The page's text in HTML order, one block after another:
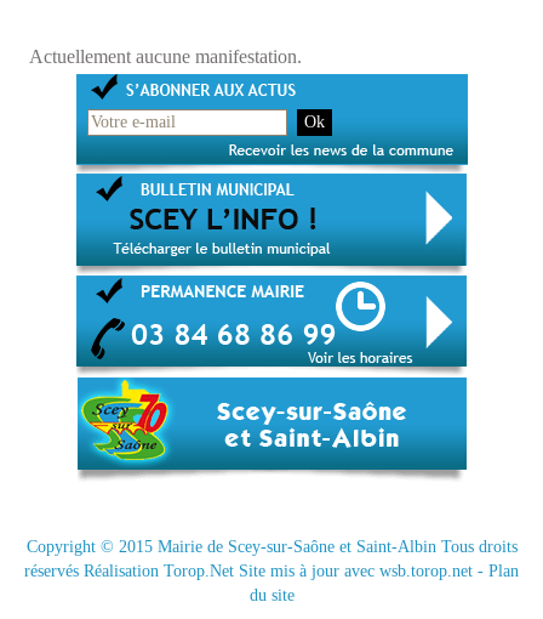
Actuellement aucune manifestation.
Copyright © 2015 Mairie de Scey-sur-Saône et Saint-AlbinTous droits
réservés Réalisation Torop.Net Site mis à jour avec wsb.torop.net - Plan
du site